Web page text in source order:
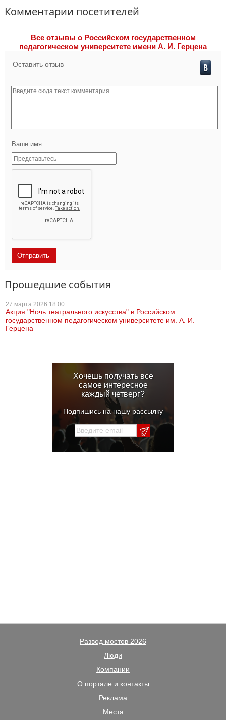
Комментарии посетителей
Все отзывы o Российском государственном
педагогическом университете имени А. И. Герцена
Оставить отзыв
Ваше имя
Прошедшие события
27 марта 2026 18:00
Акция "Ночь театрального искусства" в Российском
государственном педагогическом университете им. А. И.
Герцена
Хочешь получать все
самое интересное
каждый четверг?
Подпишись на нашу рассылку
Развод мостов 2026
Люди
Компании
О портале и контакты
Реклама
Места